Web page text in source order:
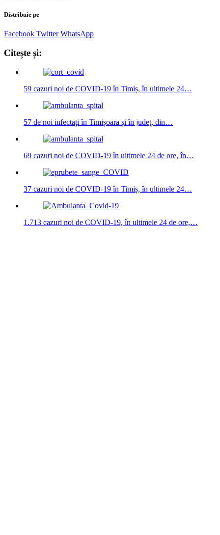
Distribuie pe
Facebook Twitter WhatsApp
Citește și:
59 cazuri noi de COVID-19 în Timiș, în ultimele 24…
57 de noi infectați în Timișoara și în județ, din…
69 cazuri noi de COVID-19 în ultimele 24 de ore, în…
37 cazuri noi de COVID-19 în Timiș, în ultimele 24…
1.713 cazuri noi de COVID-19, în ultimele 24 de ore,…